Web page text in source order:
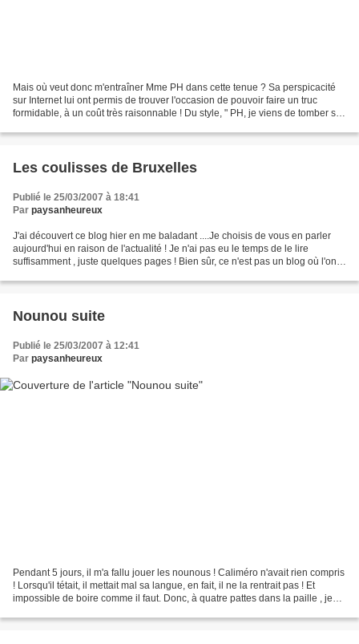
Mais où veut donc m'entraîner Mme PH dans cette tenue ? Sa perspicacité
sur Internet lui ont permis de trouver l'occasion de pouvoir faire un truc
formidable, à un coût très raisonnable ! Du style, " PH, je viens de tomber sur
Les coulisses de Bruxelles
Publié le 25/03/2007 à 18:41
Par paysanheureux
J'ai découvert ce blog hier en me baladant ....Je choisis de vous en parler
aujourd'hui en raison de l'actualité ! Je n'ai pas eu le temps de le lire
suffisamment , juste quelques pages ! Bien sûr, ce n'est pas un blog où l'on
Nounou suite
Publié le 25/03/2007 à 12:41
Par paysanheureux
Pendant 5 jours, il m'a fallu jouer les nounous ! Caliméro n'avait rien compris
! Lorsqu'il tétait, il mettait mal sa langue, en fait, il ne la rentrait pas ! Et
impossible de boire comme il faut. Donc, à quatre pattes dans la paille , je